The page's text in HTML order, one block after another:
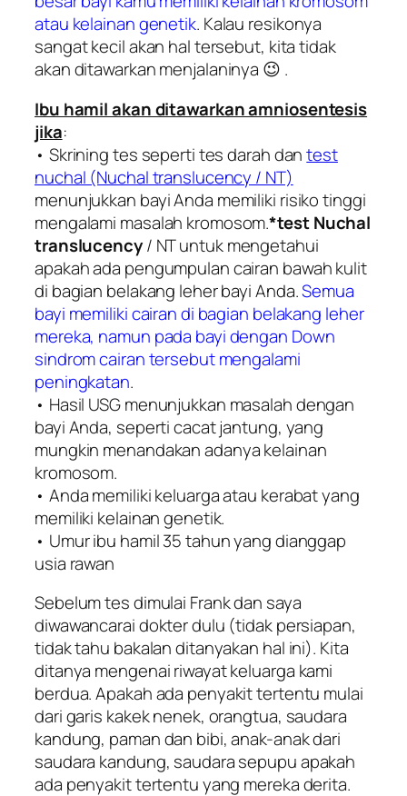
atau kelainan genetik. Kalau resikonya
sangat kecil akan hal tersebut, kita tidak
akan ditawarkan menjalaninya 😉 .
Ibu hamil akan ditawarkan amniosentesis
jika:
• Skrining tes seperti tes darah dantest
nuchal (Nuchal translucency / NT)
menunjukkan bayi Anda memiliki risiko tinggi
mengalami masalah kromosom.*test Nuchal
translucency/ NT untuk mengetahui
apakah ada pengumpulan cairan bawah kulit
di bagian belakang leher bayi Anda.Semua
bayi memiliki cairan di bagian belakang leher
mereka, namun pada bayi dengan Down
sindrom cairan tersebut mengalami
peningkatan.
• Hasil USG menunjukkan masalah dengan
bayi Anda, seperti cacat jantung, yang
mungkin menandakan adanya kelainan
kromosom.
• Anda memiliki keluarga atau kerabat yang
memiliki kelainan genetik.
• Umur ibu hamil 35 tahun yang dianggap
usia rawan
Sebelum tes dimulai Frank dan saya
diwawancarai dokter dulu (tidak persiapan,
tidak tahu bakalan ditanyakan hal ini). Kita
ditanya mengenai riwayat keluarga kami
berdua. Apakah ada penyakit tertentu mulai
dari garis kakek nenek, orangtua, saudara
kandung, paman dan bibi, anak-anak dari
saudara kandung, saudara sepupu apakah
ada penyakit tertentu yang mereka derita.